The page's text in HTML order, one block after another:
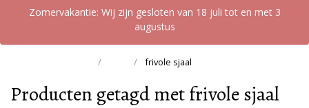
Zomervakantie: Wij zijn gesloten van 18 juli tot en met 3
augustus
frivole sjaal
Producten getagd met frivole sjaal